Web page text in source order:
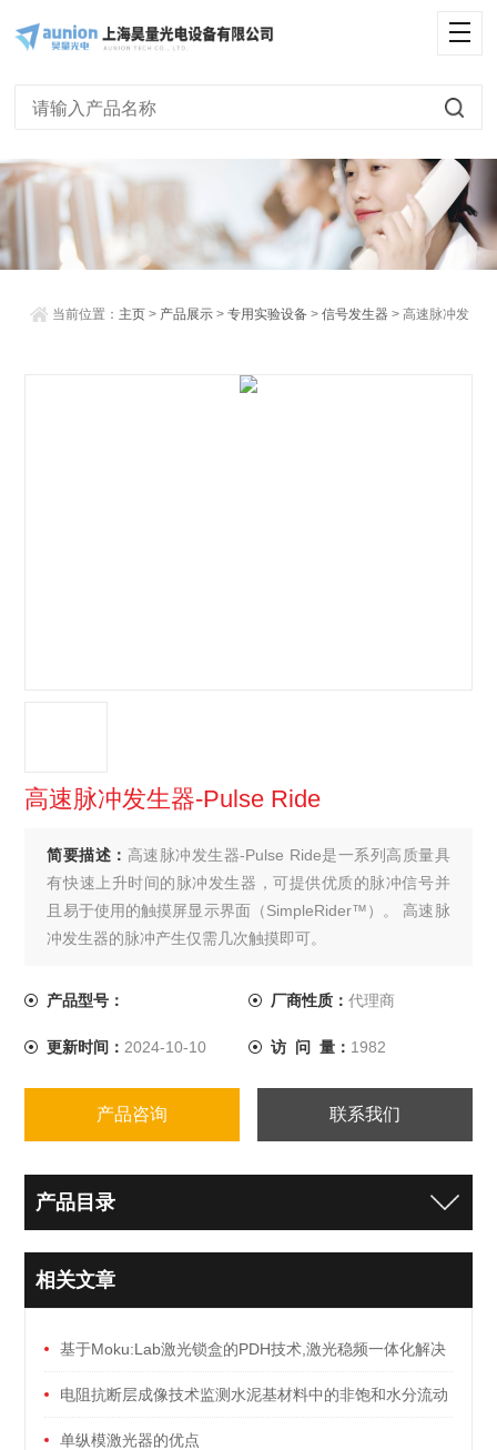
当前位置： 主页 > 产品展示 >专用实验设备 >信号发生器 > 高速脉冲发
高速脉冲发生器-Pulse Ride
简要描述： 高速脉冲发生器-Pulse Ride是一系列高质量具
有快速上升时间的脉冲发生器，可提供优质的脉冲信号并
且易于使用的触摸屏显示界面（SimpleRider™）。 高速脉
冲发生器的脉冲产生仅需几次触摸即可。
产品型号： 厂商性质： 代理商
更新时间： 2024-10-10 访 问 量： 1982
产品咨询 联系我们
产品目录
相关文章
基于Moku:Lab激光锁盒的PDH技术,激光稳频一体化解决
方案电阻抗断层成像技术监测水泥基材料中的非饱和水分流动
单纵模激光器的优点